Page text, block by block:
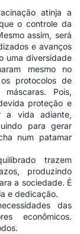
atinja a
o controle da
assim, será
e avanços
uma diversidade
mesmo no
protocolos de
Pois,
proteção e
a vida adiante,
para gerar
num patamar
trazem
produzindo
a sociedade. É
e dedicação.
das
econômicos.